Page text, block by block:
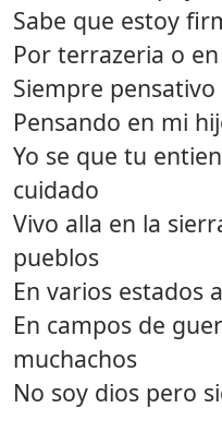
Sabe que estoy
Por terrazeria o
Siempre
Pensando en mi
Yo se que tu
cuidado
Vivo alla en la
pueblos
En varios estados
En campos de
muchachos
No soy dios pero